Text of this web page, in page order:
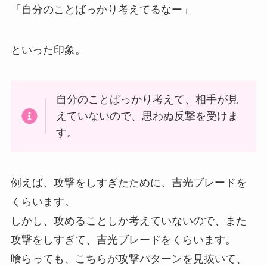
「自分のことばっかり考えてるなー」
といった印象。
自分のことばっかり考えて、相手が見
えていないので、思わぬ反撃を受けま
す。
例えば、攻撃をしすぎたために、吉光ブレードを
くらいます。
しかし、攻めることしか考えていないので、また
攻撃をしすぎて、吉光ブレードをくらいます。
喰らっても、こちらが攻撃パターンを見抜いて、